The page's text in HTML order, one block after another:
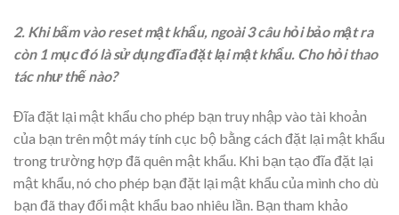
2. Khi bấm vào reset mật khẩu, ngoài 3 câu hỏi bảo mật ra
còn 1 mục đó là sử dụng đĩa đặt lại mật khẩu. Cho hỏi thao
tác như thế nào?
Đĩa đặt lại mật khẩu cho phép bạn truy nhập vào tài khoản
của bạn trên một máy tính cục bộ bằng cách đặt lại mật khẩu
trong trường hợp đã quên mật khẩu. Khi bạn tạo đĩa đặt lại
mật khẩu, nó cho phép bạn đặt lại mật khẩu của mình cho dù
bạn đã thay đổi mật khẩu bao nhiêu lần. Bạn tham khảo